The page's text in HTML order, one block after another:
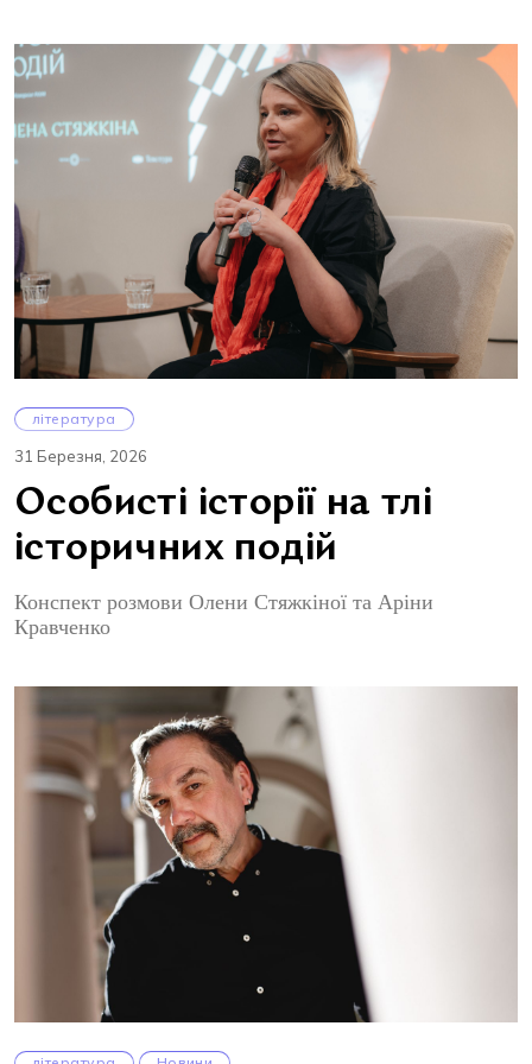
література
31 Березня, 2026
Особисті історії на тлі
історичних подій
Конспект розмови Олени Стяжкіної та Аріни
Кравченко